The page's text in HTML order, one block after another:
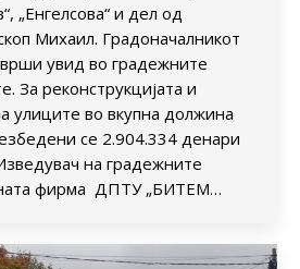
„Енгелсова“ и дел од
Михаил. Градоначалникот
увид во градежните
За реконструкцијата и
улиците во вкупна должина
се 2.904.334 денари
на градежните
фирма ДПТУ „БИТЕМ…